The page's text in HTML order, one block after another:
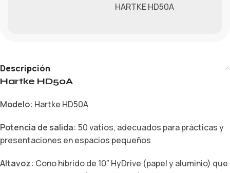
HARTKE HD50A
Descripción
Hartke HD50A
Modelo: Hartke HD50A
Potencia de salida: 50 vatios, adecuados para prácticas y
presentaciones en espacios pequeños
Altavoz: Cono híbrido de 10″ HyDrive (papel y aluminio) que